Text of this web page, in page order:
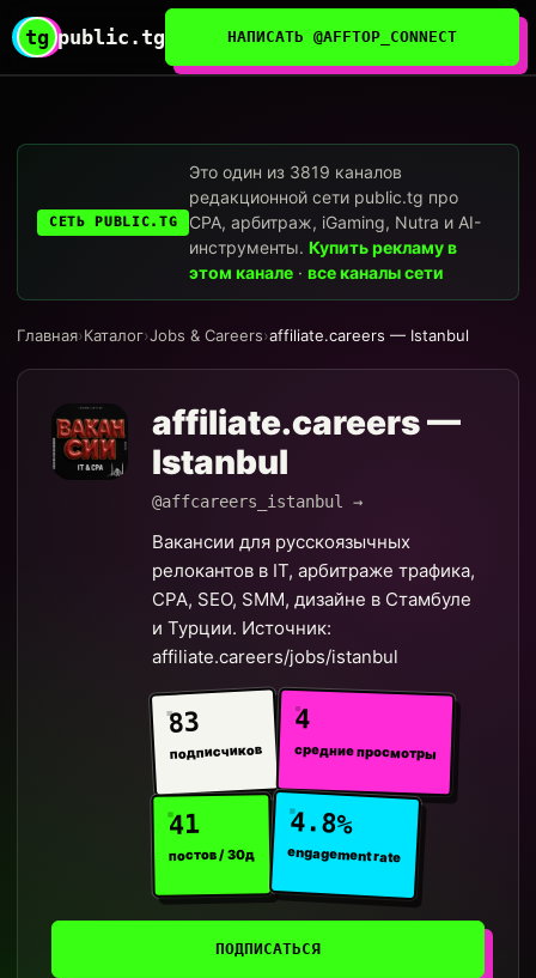
tg public.tg НАПИСАТЬ @AFFTOP_CONNECT
СЕТЬ PUBLIC.TG
Это один из 3819 каналов
редакционной сети public.tg про
CPA, арбитраж, iGaming, Nutra и AI-
инструменты.Купить рекламу в
этом канале ·все каналы сети
Главная›Каталог›Jobs & Careers›affiliate.careers — Istanbul
affiliate.careers —
Istanbul
@affcareers_istanbul →
Вакансии для русскоязычных
релокантов в IT, арбитраже трафика,
CPA, SEO, SMM, дизайне в Стамбуле
и Турции. Источник:
affiliate.careers/jobs/istanbul
83
подписчиков
4
средние просмотры
41
постов / 30д
4.8%
engagement rate
ПОДПИСАТЬСЯ